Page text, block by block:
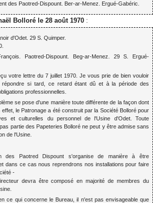
des Paotred-Dispount. Ber-ar-Menez. Ergué-Gabéric.
Bolloré le 28 août 1970 :
d'Odet. 29 S. Quimper.
Paotred-Dispount. Beg-ar-Menez. 29 S. Ergué-
votre lettre du 7 juillet 1970. Je vous prie de bien vouloir
répondre si tard, ce retard étant dû et à la période des
professionnelles.
se pose d'une manière toute différente de la façon dont
le Patronage a été construit par la Société Bolloré pour
et culturelles du personnel de l'Usine d'Odet. Toute
partie des Papeteries Bolloré ne peut y être admise sans
de l'Usine.
des Paotred Dispount s'organise de manière à être
dans ce cas nous reprendrons nos installations pour faire
-
devra être composé en majorité de membres du
ce qui concerne le Bureau, il n'est pas envisageable que